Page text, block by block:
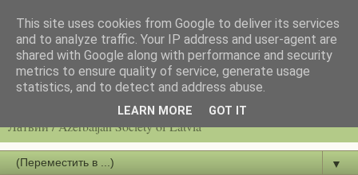
Latvijas azerbaidžāņu biedrību / Общество азербайджанцев
Латвии / Azerbaijan Society of Latvia
▼
This site uses cookies from Google to deliver its services
and to analyze traffic. Your IP address and user-agent are
shared with Google along with performance and security
metrics to ensure quality of service, generate usage
statistics, and to detect and address abuse.
LEARN MORE GOT IT